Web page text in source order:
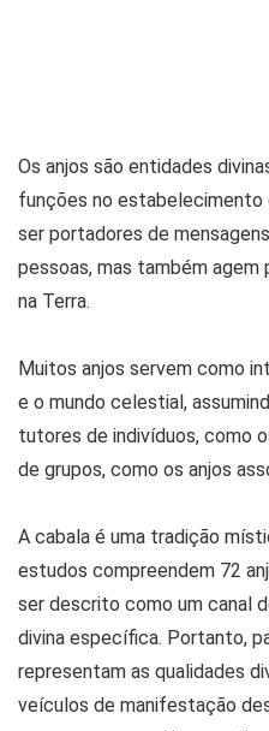
Os anjos são entidades
funções no estabelecimento
ser portadores de
pessoas, mas também agem
na Terra.
Muitos anjos servem como
e o mundo celestial,
tutores de indivíduos, como
de grupos, como os anjos
A cabala é uma tradição
estudos compreendem 72
ser descrito como um canal
divina específica. Portanto,
representam as qualidades
veículos de manifestação